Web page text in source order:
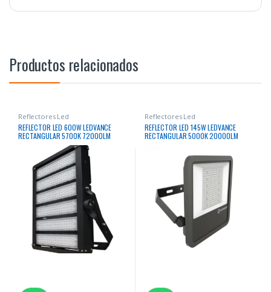
Productos relacionados
Reflectores Led
REFLECTOR LED 600W LEDVANCE
RECTANGULAR 5700K 72000LM
Reflectores Led
REFLECTOR LED 145W LEDVANCE
RECTANGULAR 5000K 20000LM